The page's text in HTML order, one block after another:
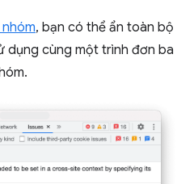
, bạn có thể ẩn toàn bộ
dụng cùng một trình đơn ba